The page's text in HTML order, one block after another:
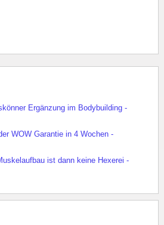
Ergänzung im Bodybuilding -
WOW Garantie in 4 Wochen -
ist dann keine Hexerei -